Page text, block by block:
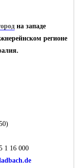
на западе
регионе
.
1 16 000